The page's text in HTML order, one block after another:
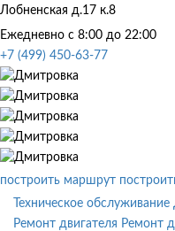
Лобненская д.17 к.8
Ежедневно с 8:00 до 22:00
+7 (499) 450-63-77
построить маршрут
Техническое обслуживание
Ремонт двигателя Ремонт